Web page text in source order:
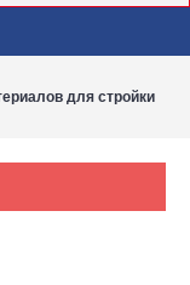
для стройки